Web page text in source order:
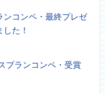
コンペ・最終プレゼ
た！
プランコンペ・受賞